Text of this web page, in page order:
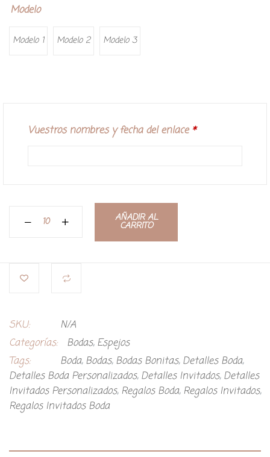
Modelo
Modelo 1 Modelo 2 Modelo 3
Vuestros nombres y fecha del enlace *
AÑADIR AL
CARRITO
SKU:
N/A
Categorías:
Bodas, Espejos
Tags:
Boda, Bodas, Bodas Bonitas, Detalles Boda,
Detalles Boda Personalizados, Detalles Invitados, Detalles
Invitados Personalizados, Regalos Boda, Regalos Invitados,
Regalos Invitados Boda